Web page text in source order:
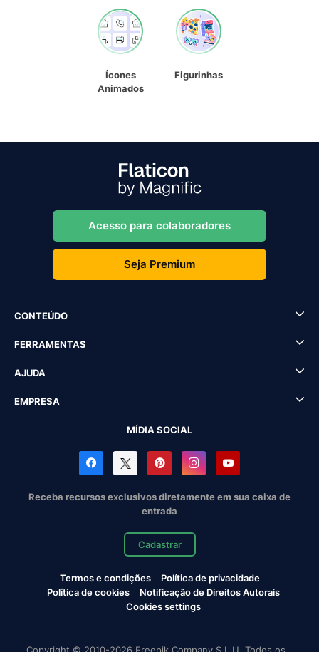
Ícones
Animados
Figurinhas
Acesso para colaboradores
Seja Premium
CONTEÚDO
FERRAMENTAS
AJUDA
EMPRESA
MÍDIA SOCIAL
Receba recursos exclusivos diretamente em sua caixa de
entrada
Cadastrar
Termos e condições
Política de privacidade
Política de cookies
Notificação de Direitos Autorais
Cookies settings